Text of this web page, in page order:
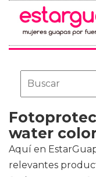
water
Aquí en
relevantes